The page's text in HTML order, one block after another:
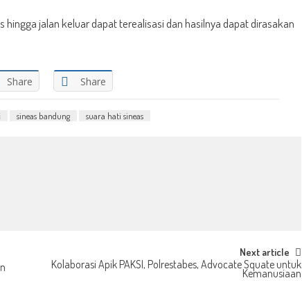
hingga jalan keluar dapat terealisasi dan hasilnya dapat dirasakan
Share Share
sineas bandung suara hati sineas
Next article
Kolaborasi Apik PAKSI, Polrestabes, Advocate Squate untuk
Kemanusiaan